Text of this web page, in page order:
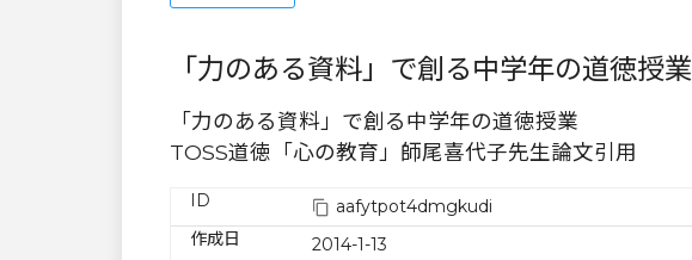
「力のある資料」で創る中学年の道徳授業
「力のある資料」で創る中学年の道徳授業
TOSS道徳「心の教育」師尾喜代子先生論文引用
ID
aafytpot4dmgkudi
作成日
2014-1-13